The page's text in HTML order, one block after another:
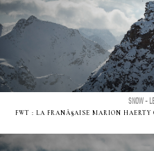
SNOW -
FWT : LA FRANÃ§AISE MARION